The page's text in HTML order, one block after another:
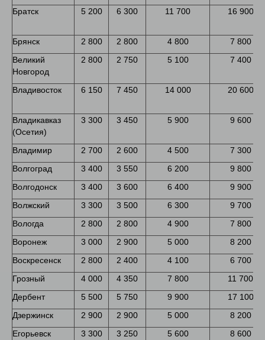
Братск
5 200 6 300 11 700 16 900
Брянск 2 800 2 800 4 800
7 800
Великий
Новгород
2 800 2 750 5 100 7 400
Владивосток 6 150 7 450 14 000 20 600
Владикавказ
(Осетия)
3 300 3 450 5 900 9 600
Владимир 2 700 2 600 4 500
7 300
Волгоград
3 400 3 550 6 200
9 800
Волгодонск
3 400 3 600 6 400
9 900
Волжский
3 300 3 500 6 300
9 700
Вологда
2 800 2 800 4 900
7 800
Воронеж
3 000 2 900 5 000
8 200
Воскресенск
2 800 2 400 4 100
6 700
Грозный
4 000 4 350 7 800
11 700
Дербент
5 500 5 750 9 900
17 100
Дзержинск
2 900 2 900 5 000
8 200
Егорьевск
3 300 3 250 5 600 8 600